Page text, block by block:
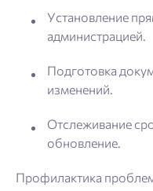
Установление
администрацией.
Подготовка
изменений.
Отслеживание
обновление.
Профилактика